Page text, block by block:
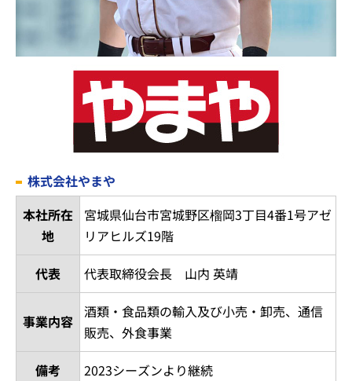
株式会社やまや
本社所在
地
宮城県仙台市宮城野区榴岡3丁目4番1号アゼ
リアヒルズ19階
代表
代表取締役会長 山内 英靖
事業内容
酒類・食品類の輸入及び小売・卸売、通信
販売、外食事業
備考
2023シーズンより継続